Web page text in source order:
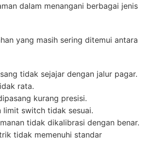
dalam menangani berbagai jenis
yang masih sering ditemui antara
tidak sejajar dengan jalur pagar.
rata.
kurang presisi.
limit switch tidak sesuai.
tidak dikalibrasi dengan benar.
tidak memenuhi standar